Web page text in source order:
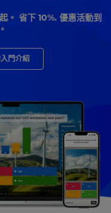
。 省下 10%. 優惠活動到
門介紹